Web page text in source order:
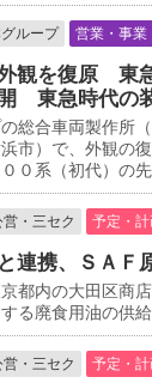
グループ 営業・事業
観を復原 東
東急時代の
総合車両製作所
市）で、外観の
０系（初代）の
・三セク 予定・
携、ＳＡＦ
都内の大田区商
る廃食用油の供
・三セク 予定・